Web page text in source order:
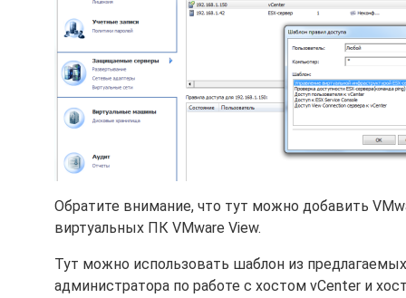
Обратите внимание, что тут можно добавить
виртуальных ПК VMware View.
Тут можно использовать шаблон из
администратора по работе с хостом vCenter и